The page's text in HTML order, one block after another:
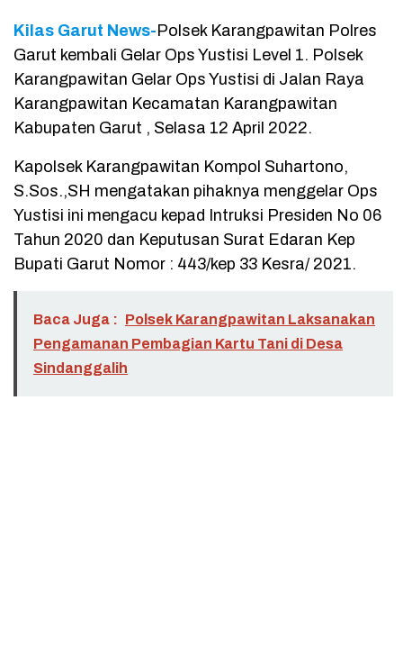
Kilas Garut News- Polsek Karangpawitan Polres
Garut kembali Gelar Ops Yustisi Level 1. Polsek
Karangpawitan Gelar Ops Yustisi di Jalan Raya
Karangpawitan Kecamatan Karangpawitan
Kabupaten Garut , Selasa 12 April 2022.
Kapolsek Karangpawitan Kompol Suhartono,
S.Sos.,SH mengatakan pihaknya menggelar Ops
Yustisi ini mengacu kepad Intruksi Presiden No 06
Tahun 2020 dan Keputusan Surat Edaran Kep
Bupati Garut Nomor : 443/kep 33 Kesra/ 2021.
Baca Juga : Polsek Karangpawitan Laksanakan
Pengamanan Pembagian Kartu Tani di Desa
Sindanggalih